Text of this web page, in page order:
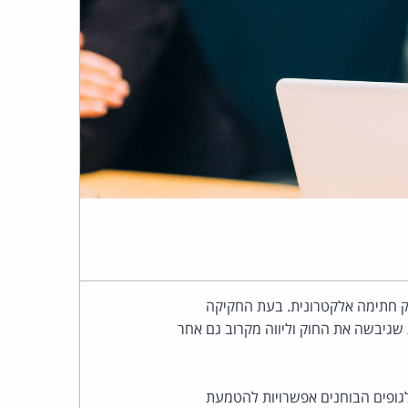
של חוק חתימה אלקטרונית. בעת החקיקה
את החוק וליווה מקרוב גם אחר
הבוחנים אפשרויות להטמעת